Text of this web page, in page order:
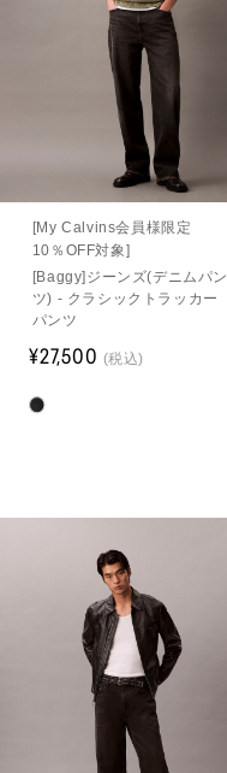
[My Calvins会員様限定
10％OFF対象]
[Baggy]ジーンズ(デニムパン
ツ) - クラシックトラッカー
パンツ
¥27,500 (税込)